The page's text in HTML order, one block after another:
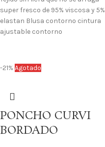
super fresco de 95% viscosa y 5%
elastan Blusa contorno cintura
ajustable contorno
-21% Agotado
PONCHO CURVI
BORDADO